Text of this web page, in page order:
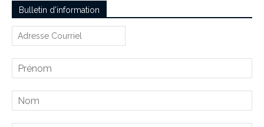
Bulletin d’information